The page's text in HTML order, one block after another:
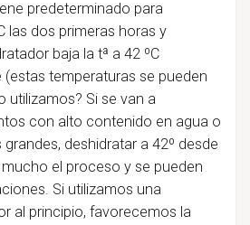
predeterminado para
las dos primeras horas y
baja la tª a 42 ºC
temperaturas se pueden
utilizamos? Si se van a
con alto contenido en agua o
deshidratar a 42º desde
el proceso y se pueden
Si utilizamos una
al principio, favorecemos la